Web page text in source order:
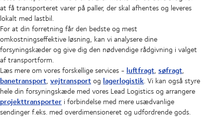
at få transporteret varer på paller, der skal afhentes og leveres
lokalt med lastbil.
For at din forretning får den bedste og mest
omkostningseffektive løsning, kan vi analysere dine
forsyningskæder og give dig den nødvendige rådgivning i valget
af transportform.
Læs mere om vores forskellige services - luftfragt, søfragt,
banetransport, vejtransportog lagerlogistik. Vi kan også styre
hele din forsyningskæde med vores Lead Logistics og arrangere
projekttransporter i forbindelse med mere usædvanlige
sendinger f.eks. med overdimensioneret og udfordrende gods.